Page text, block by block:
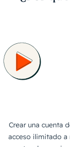
Crear una cuenta
acceso ilimitado